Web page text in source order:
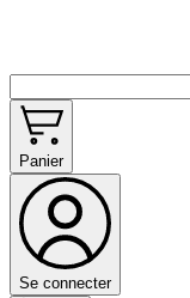
Panier
Se connecter